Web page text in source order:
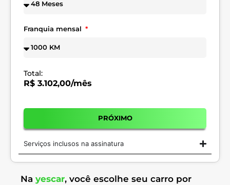
Franquia mensal
Total:
R$ 3.102,00/mês
PRÓXIMO
Serviços inclusos na assinatura
Na yescar, você escolhe seu carro por